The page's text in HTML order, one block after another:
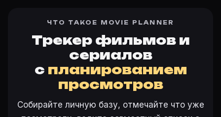
ЧТО ТАКОЕ MOVIE PLANNER
Трекер фильмов и
сериалов
с планированием
просмотров
Собирайте личную базу, отмечайте что уже